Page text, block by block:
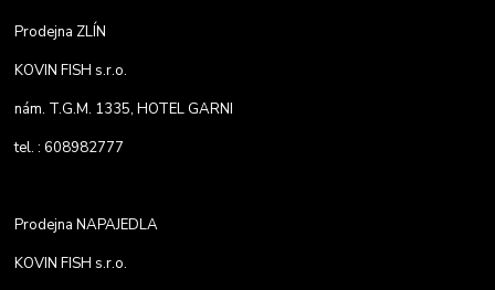
Prodejna ZLÍN
KOVIN FISH s.r.o.
nám. T.G.M. 1335, HOTEL GARNI
tel. : 608982777
Prodejna NAPAJEDLA
KOVIN FISH s.r.o.